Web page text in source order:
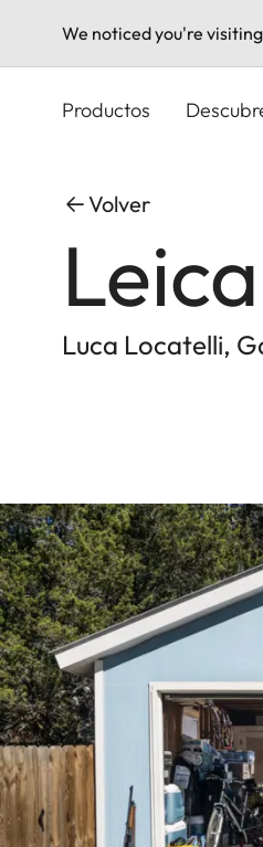
We noticed you're
Productos
Volver
Luca Locatelli,